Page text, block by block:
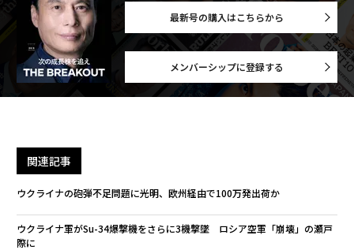
最新号の購入はこちらから
メンバーシップに登録する
関連記事
ウクライナの砲弾不足問題に光明、欧州経由で100万発出荷か
ウクライナ軍がSu-34爆撃機をさらに3機撃墜 ロシア空軍「崩壊」の瀬戸
際に